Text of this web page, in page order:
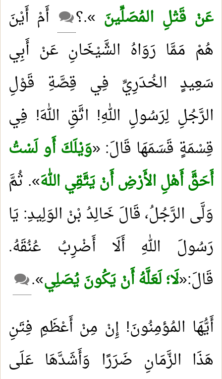
عَنْ قَتْلِ المُصَلِّينَ ».؟
أَمْ أَيْنَ
هُمْ مَمَّا رَوَاهُ الشَّيْخَانِ عَنْ أَبِي
سَعِيدٍ الخُدَرِيِّ فِي قِصَّةِ قَوْلِ
الرَّجُلِ لِرَسُولِ اللهِ! اتَّقِ اللهَ! فِي
قِسْمَةٍ قَسَمَهَا قَالَ: «وَيْلَكَ أَو لَسْتُ
أَحَقَّ أَهْلِ الأَرْضِ أَنْ يَتَّقِي اللهَ». ثُمَّ
وَلَّى الرَّجُلُ، قَالَ خَالِدُ بْنْ الوَلِيدِ: يَا
رَسُولَ اللهِ أَلَا أَضْرِبُ عُنُقَهُ.
قَالَ:«لَا؛ لَعَلَّهُ أَنْ يَكُونَ يُصَلِي«
.
أَيُّهَا المُؤمِنُونَ! إِنْ مِنْ أَعْظَمِ فِتَنِ
هَذَا الزَّمَانِ ضَرَرًا وَأَشَدَّهَا عَلَى